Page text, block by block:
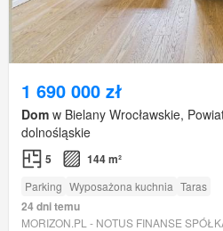
1 690 000 zł
Dom w Bielany Wrocławskie,
dolnośląskie
5 144 m²
Parking Wyposażona kuchnia Taras
24 dni temu
MORIZON.PL - NOTUS FINANSE